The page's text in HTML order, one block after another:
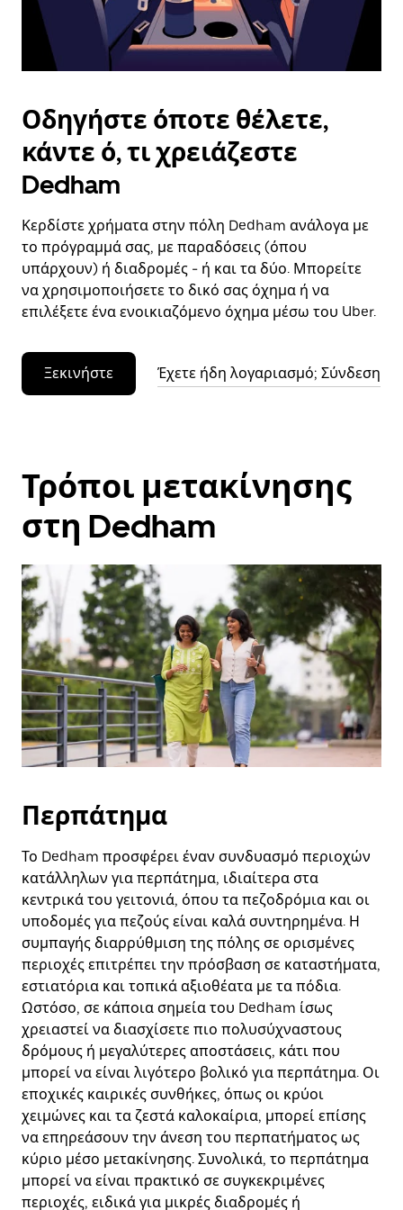
ημερολόγιο.
Οδηγήστε όποτε θέλετε,
κάντε ό, τι χρειάζεστε
Dedham
Κερδίστε χρήματα στην πόλη Dedham ανάλογα με
το πρόγραμμά σας, με παραδόσεις (όπου
υπάρχουν) ή διαδρομές - ή και τα δύο. Μπορείτε
να χρησιμοποιήσετε το δικό σας όχημα ή να
επιλέξετε ένα ενοικιαζόμενο όχημα μέσω του Uber.
Ξεκινήστε Έχετε ήδη λογαριασμό; Σύνδεση
Τρόποι μετακίνησης
στη Dedham
Περπάτημα
Το Dedham προσφέρει έναν συνδυασμό περιοχών
κατάλληλων για περπάτημα, ιδιαίτερα στα
κεντρικά του γειτονιά, όπου τα πεζοδρόμια και οι
υποδομές για πεζούς είναι καλά συντηρημένα. Η
συμπαγής διαρρύθμιση της πόλης σε ορισμένες
περιοχές επιτρέπει την πρόσβαση σε καταστήματα,
εστιατόρια και τοπικά αξιοθέατα με τα πόδια.
Ωστόσο, σε κάποια σημεία του Dedham ίσως
χρειαστεί να διασχίσετε πιο πολυσύχναστους
δρόμους ή μεγαλύτερες αποστάσεις, κάτι που
μπορεί να είναι λιγότερο βολικό για περπάτημα. Οι
εποχικές καιρικές συνθήκες, όπως οι κρύοι
χειμώνες και τα ζεστά καλοκαίρια, μπορεί επίσης
να επηρεάσουν την άνεση του περπατήματος ως
κύριο μέσο μετακίνησης. Συνολικά, το περπάτημα
μπορεί να είναι πρακτικό σε συγκεκριμένες
περιοχές, ειδικά για μικρές διαδρομές ή